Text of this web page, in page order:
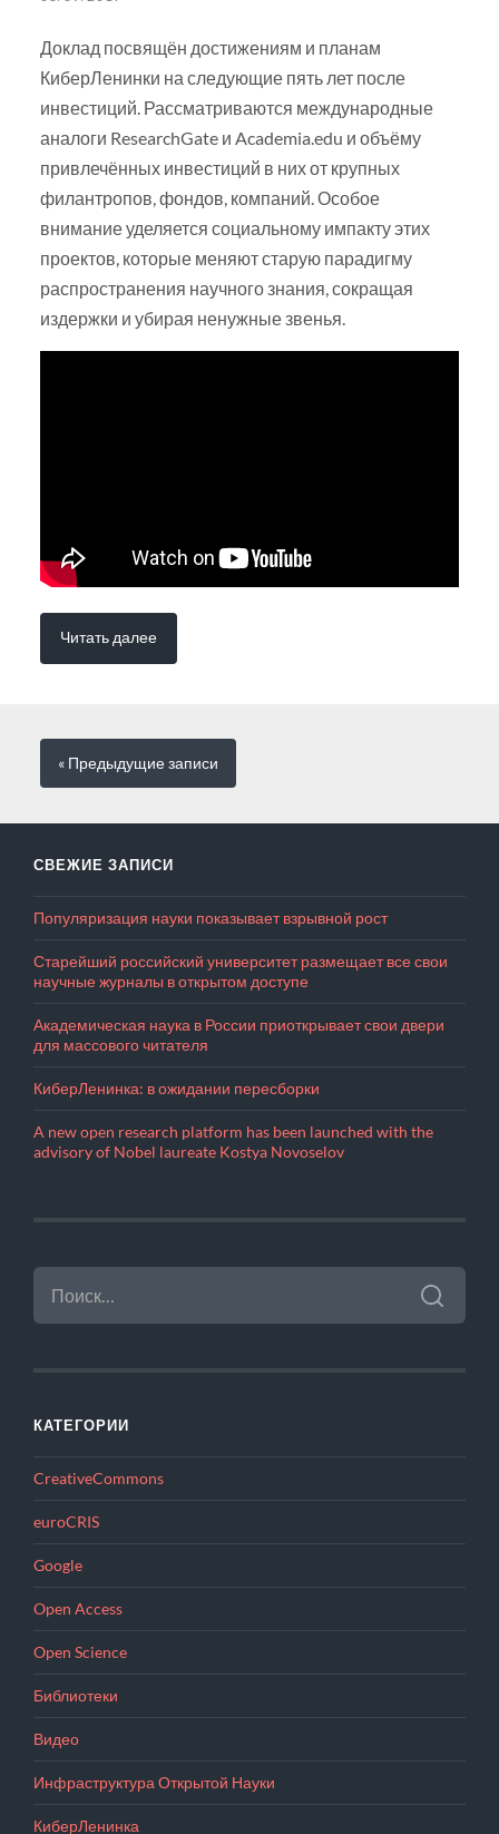
Доклад посвящён достижениям и планам
КиберЛенинки на следующие пять лет после
инвестиций. Рассматриваются международные
аналоги ResearchGate и Academia.edu и объёму
привлечённых инвестиций в них от крупных
филантропов, фондов, компаний. Особое
внимание уделяется социальному импакту этих
проектов, которые меняют старую парадигму
распространения научного знания, сокращая
издержки и убирая ненужные звенья.
Читать далее
« Предыдущиезаписи
СВЕЖИЕ ЗАПИСИ
Популяризация науки показывает взрывной рост
Старейший российский университет размещает все свои
научные журналы в открытом доступе
Академическая наука в России приоткрывает свои двери
для массового читателя
КиберЛенинка: в ожидании пересборки
A new open research platform has been launched with the
advisory of Nobel laureate Kostya Novoselov
НАЙТИ:
КАТЕГОРИИ
CreativeCommons
euroCRIS
Google
Open Access
Open Science
Библиотеки
Видео
Инфраструктура Открытой Науки
КиберЛенинка